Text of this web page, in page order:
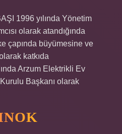
1996 yılında Yönetim
olarak atandığında
çapında büyümesine ve
katkıda
Arzum Elektrikli Ev
Başkanı olarak